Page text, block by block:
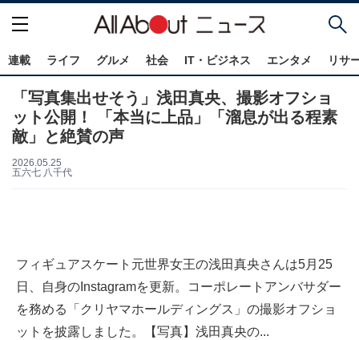
連載 ライフ グルメ 社会 IT・ビジネス エンタメ リサ
「写真集出せそう」浅田真央、撮影オフショ
ット公開！ 「本当に上品」「溜息が出る程素
敵」と絶賛の声
2026.05.25
五六七 八千代
フィギュアスケート元世界女王の浅田真央さんは5月25
日、自身のInstagramを更新。コーポレートアンバサダー
を務める「クリヤマホールディングス」の撮影オフショ
ットを披露しました。【写真】浅田真央の...